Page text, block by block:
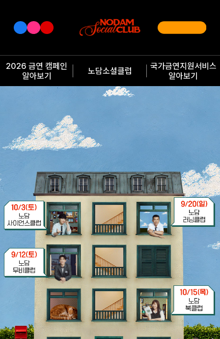
2026 금연 캠페인
알아보기
노담소셜클럽
국가금연지원서비스
알아보기